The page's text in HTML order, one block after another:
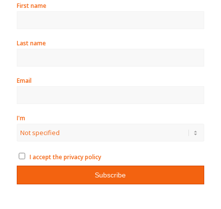
First name
Last name
Email
I'm
I accept the privacy policy